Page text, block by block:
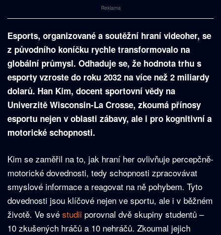
Reklama
Esports, organizované a soutěžní hraní videoher, se
z původního koníčku rychle transformovalo na
globální průmysl. Odhaduje se, že hodnota trhu s
esporty vzroste do roku 2032 na více než 2 miliardy
dolarů. Han Kim, docent sportovní vědy na
Univerzitě Wisconsin-La Crosse, zkoumá přínosy
esportu nejen v oblasti zábavy, ale i pro kognitivní a
motorické schopnosti.
Kim se zaměřil na to, jak hraní her ovlivňuje percepčně-
motorické dovednosti, tedy schopnosti zpracovávat
smyslové informace a reagovat na ně pohybem. Tyto
dovednosti jsou klíčové nejen ve sportu, ale i v běžném
životě. Ve své studii porovnal dvě skupiny studentů –
10 zkušených hráčů a 10 nehráčů. Zkoumal jejich